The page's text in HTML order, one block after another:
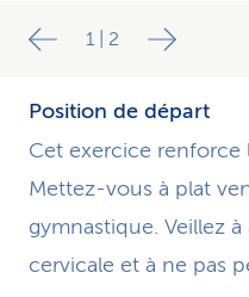
Position de départ
Cet exercice renforce
Mettez-vous à plat
gymnastique. Veillez
cervicale et à ne pas
1 2